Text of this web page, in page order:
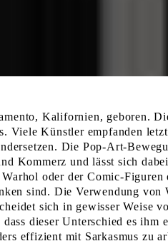
Kalifornien, geboren.
Viele Künstler empfanden
Die Pop-Art-
Kommerz und lässt sich
oder der Comic-
sind. Die Verwendung
sich in gewisser Weise
dieser Unterschied es ihm
effizient mit Sarkasmus zu